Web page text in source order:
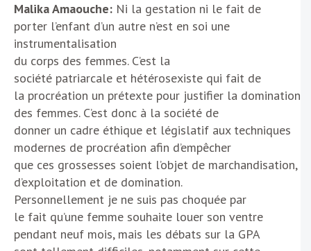
Malika Amaouche: Ni la gestation ni le fait de
porter l’enfant d’un autre n’est en soi une
instrumentalisation
du corps des femmes. C’est la
société patriarcale et hétérosexiste qui fait de
la procréation un prétexte pour justifier la domination
des femmes. C’est donc à la société de
donner un cadre éthique et législatif aux techniques
modernes de procréation afin d’empêcher
que ces grossesses soient l’objet de marchandisation,
d’exploitation et de domination.
Personnellement je ne suis pas choquée par
le fait qu’une femme souhaite louer son ventre
pendant neuf mois, mais les débats sur la GPA